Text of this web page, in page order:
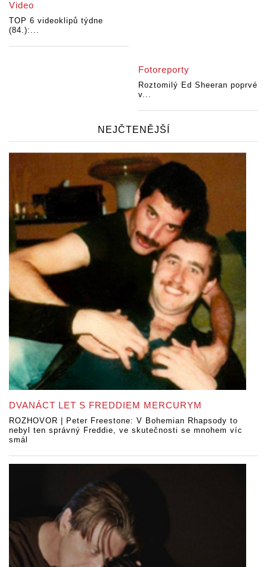
Video
TOP 6 videoklipů týdne
(84.):...
Fotoreporty
Roztomilý Ed Sheeran poprvé
v...
NEJČTENĚJŠÍ
DVANÁCT LET S FREDDIEM MERCURYM
ROZHOVOR | Peter Freestone: V Bohemian Rhapsody to
nebyl ten správný Freddie, ve skutečnosti se mnohem víc
smál